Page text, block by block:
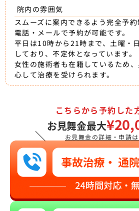
院内の雰囲気
スムーズに案内できるよう完全予約
電話・メールで予約が可能です。
平日は10時から21時まで、土曜・
しており、不定休となっています。
女性の施術者も在籍しているため
心して治療を受けられます。
＼
こちらから予約した
お見舞金最大
お見舞金の詳細・申請